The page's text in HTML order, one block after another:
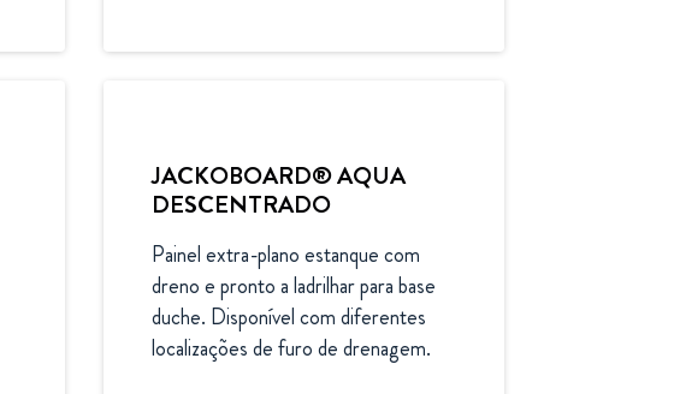
JACKOBOARD® AQUA
DESCENTRADO
Painel extra-plano estanque com
dreno e pronto a ladrilhar para base
duche. Disponível com diferentes
localizações de furo de drenagem.